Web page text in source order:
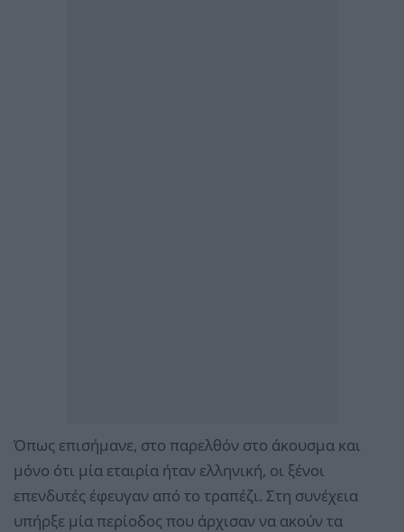
Όπως επισήμανε, στο παρελθόν στο άκουσμα και
μόνο ότι μία εταιρία ήταν ελληνική, οι ξένοι
επενδυτές έφευγαν από το τραπέζι. Στη συνέχεια
υπήρξε μία περίοδος που άρχισαν να ακούν τα